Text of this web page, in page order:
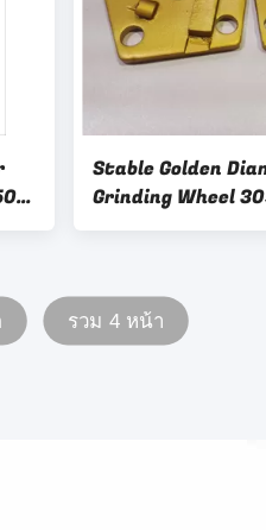
Stable Golden
Grinding Wheel
150# 300#
รวม 4 หน้า